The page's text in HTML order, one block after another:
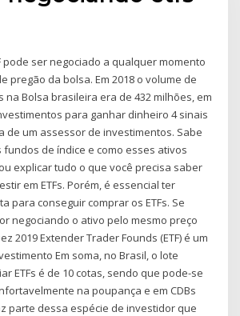
pode ser negociado a qualquer momento
pregão da bolsa. Em 2018 o volume de
na Bolsa brasileira era de 432 milhões, em
para ganhar dinheiro 4 sinais
de um assessor de investimentos. Sabe
fundos de índice e como esses ativos
explicar tudo o que você precisa saber
em ETFs. Porém, é essencial ter
para conseguir comprar os ETFs. Se
negociando o ativo pelo mesmo preço
2019 Extender Trader Founds (ETF) é um
Em soma, no Brasil, o lote
ETFs é de 10 cotas, sendo que pode-se
na poupança e em CDBs
parte dessa espécie de investidor que